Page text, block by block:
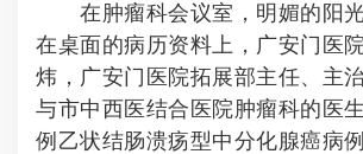
在肿瘤科会议室，明媚的阳光
在桌面的病历资料上，广安门医
炜，广安门医院拓展部主任、主
与市中西医结合医院肿瘤科的医
例乙状结肠溃疡型中分化腺癌病